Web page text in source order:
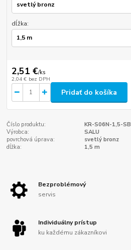
dĺžka:
2,51 €/ks
2,04 € bez DPH
Pridať do košíka
Číslo produktu:
KR-S06N-1,5-SB
Výrobca:
SALU
povrchová úprava:
svetlý bronz
dĺžka:
1,5 m
Bezproblémový
servis
Individuálny prístup
ku každému zákazníkovi